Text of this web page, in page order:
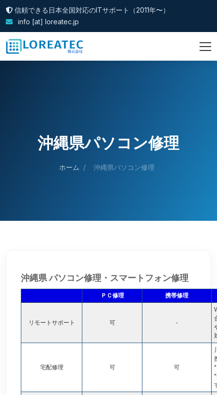
信頼できる日本全国対応のITサポート（2011年〜）
info [at] loreatec.jp
沖縄県パソコン修理
ホーム / 沖縄県パソコン修理
沖縄県 パソコン修理・スマートフォン修理
ＰＣ修理 携帯修理
リモートサポート 可 -
宅配修理 可 可
*